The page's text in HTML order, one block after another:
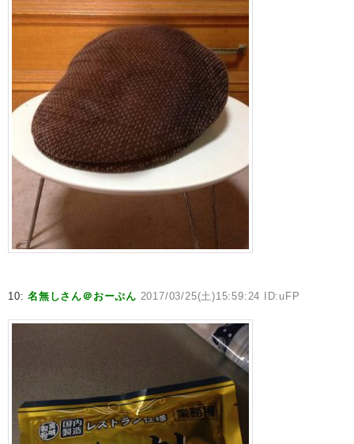
10:名無しさん＠おーぷん 2017/03/25(土)15:59:24 ID:uFP